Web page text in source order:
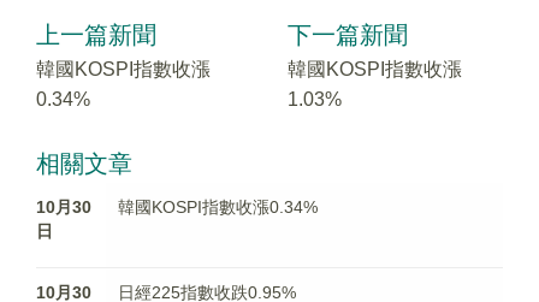
上一篇新聞
韓國KOSPI指數收漲
0.34%
下一篇新聞
韓國KOSPI指數收漲
1.03%
相關文章
10月30
日
韓國KOSPI指數收漲0.34%
10月30
日經225指數收跌0.95%